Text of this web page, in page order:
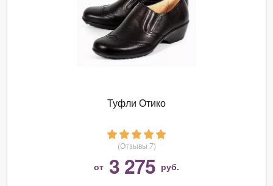
Туфли Отико
(Отзывы 7)
от 3 275 руб.